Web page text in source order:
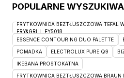
POPULARNE
FRYTKOWNICA BEZTŁUSZCZOWA TEFAL
FRY&GRILL EY5018
ESSENCE CONTOURING DUO PALETTE
POMADKA ELECTROLUX PURE Q9
IKEBANA PROSTOKATNA
FRYTKOWNICA BEZTŁUSZCZOWA BRAUN